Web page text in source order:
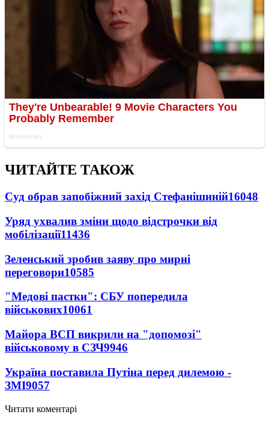
ЧИТАЙТЕ ТАКОЖ
Суд обрав запобіжний захід Стефанішиній16048
Уряд ухвалив зміни щодо відстрочки від
мобілізації11436
Зеленський зробив заяву про мирні
переговори10585
"Медові пастки": СБУ попередила
військових10061
Майора ВСП викрили на "допомозі"
військовому в СЗЧ9946
Україна поставила Путіна перед дилемою -
ЗМІ9057
Читати коментарі